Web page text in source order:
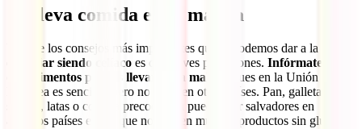
5. Lleva comida en la maleta
Uno de los consejos más importantes que te podemos dar a la hora
viajar siendo celíaco es que lleves provisiones. Infórmate de
qué alimentos puedes llevar en la maleta
, pues en la Unión
Europea es sencillo, pero no tanto en otros países. Pan, galletas,
snacks, latas o comida precocinada pueden ser salvadores en
aquellos países en los que no existen muchos productos sin gluten.